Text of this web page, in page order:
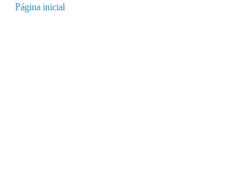
Página inicial